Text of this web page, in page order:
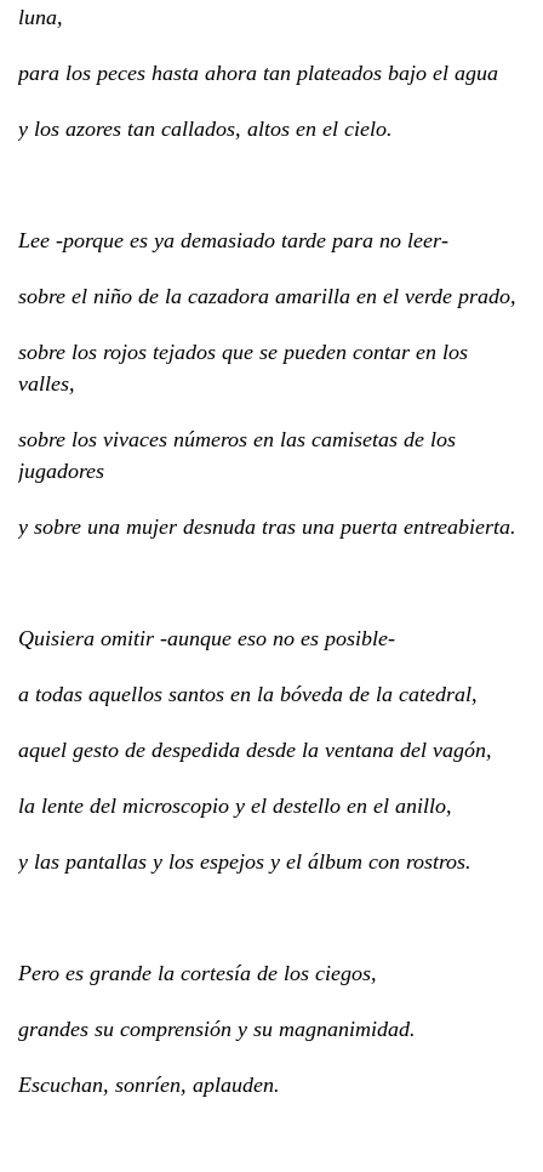
luna,
para los peces hasta ahora tan plateados bajo el agua
y los azores tan callados, altos en el cielo.
Lee -porque es ya demasiado tarde para no leer-
sobre el niño de la cazadora amarilla en el verde prado,
sobre los rojos tejados que se pueden contar en los
valles,
sobre los vivaces números en las camisetas de los
jugadores
y sobre una mujer desnuda tras una puerta entreabierta.
Quisiera omitir -aunque eso no es posible-
a todas aquellos santos en la bóveda de la catedral,
aquel gesto de despedida desde la ventana del vagón,
la lente del microscopio y el destello en el anillo,
y las pantallas y los espejos y el álbum con rostros.
Pero es grande la cortesía de los ciegos,
grandes su comprensión y su magnanimidad.
Escuchan, sonríen, aplauden.